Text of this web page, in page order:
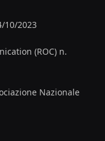
10/2023
(ROC) n.
Nazionale